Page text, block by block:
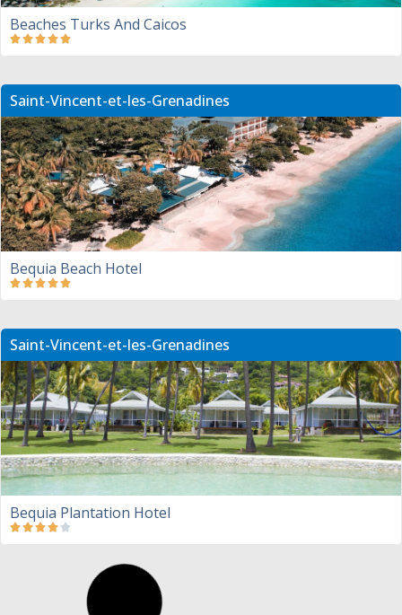
Beaches Turks And Caicos
Saint-Vincent-et-les-Grenadines
Bequia Beach Hotel
Saint-Vincent-et-les-Grenadines
Bequia Plantation Hotel